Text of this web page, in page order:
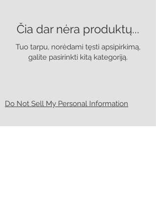
Čia dar nėra produktų...
Tuo tarpu, norėdami tęsti apsipirkimą,
galite pasirinkti kitą kategoriją.
Do Not Sell My Personal Information